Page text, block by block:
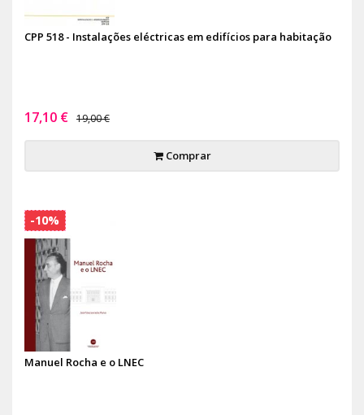
CPP 518 - Instalações eléctricas em edifícios para habitação
17,10 € 19,00 €
Comprar
Manuel Rocha e o LNEC
-10%